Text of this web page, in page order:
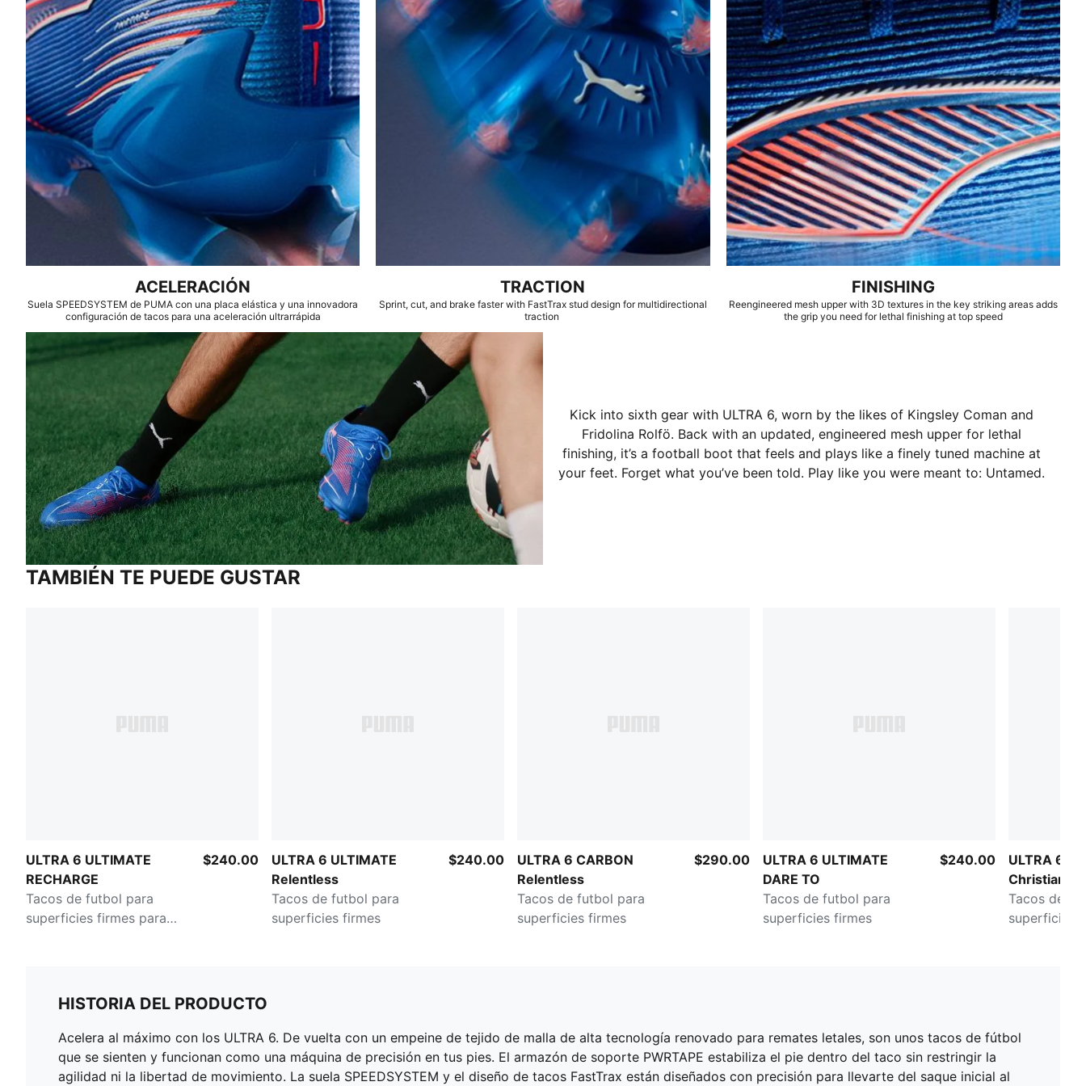
ACELERACIÓN
Suela SPEEDSYSTEM de PUMA con una placa elástica y una innovadora
configuración de tacos para una aceleración ultrarrápida
TRACTION
Sprint, cut, and brake faster with FastTrax stud design for multidirectional
traction
FINISHING
Reengineered mesh upper with 3D textures in the key striking areas adds
the grip you need for lethal finishing at top speed
Kick into sixth gear with ULTRA 6, worn by the likes of Kingsley Coman and
Fridolina Rolfö. Back with an updated, engineered mesh upper for lethal
finishing, it’s a football boot that feels and plays like a finely tuned machine at
your feet. Forget what you’ve been told. Play like you were meant to: Untamed.
TAMBIÉN TE PUEDE GUSTAR
ULTRA 6 ULTIMATE
RECHARGE
Tacos de futbol para
superficies firmes para
$240.00
ULTRA 6 ULTIMATE
Relentless
Tacos de futbol para
superficies firmes
$240.00
ULTRA 6 CARBON
Relentless
Tacos de futbol para
superficies firmes
$290.00
ULTRA 6 ULTIMATE
DARE TO
Tacos de futbol para
superficies firmes
$240.00
ULTRA 6
Christian
Tacos de
superficies
HISTORIA DEL PRODUCTO
Acelera al máximo con los ULTRA 6. De vuelta con un empeine de tejido de malla de alta tecnología renovado para remates letales, son unos tacos de fútbol
que se sienten y funcionan como una máquina de precisión en tus pies. El armazón de soporte PWRTAPE estabiliza el pie dentro del taco sin restringir la
agilidad ni la libertad de movimiento. La suela SPEEDSYSTEM y el diseño de tacos FastTrax están diseñados con precisión para llevarte del saque inicial al